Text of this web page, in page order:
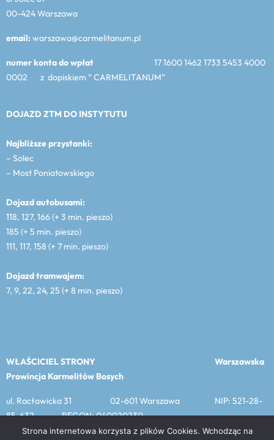
00-424 Warszawa
email:warszawa@carmelitanum.pl
numer konta do wpłat 17 1600 1462 1733 5453 4000
0002 z dopiskiem ” CARMELITANUM”
DOJAZD ZTM DO INSTYTUTU
Najbliższe przystanki:
– Solec
– Most Poniatowskiego
Dojazd autobusami:
118, 127, 166 (+ 3 min. pieszo)
185 (+ 5 min. pieszo)
111, 117, 158 (+ 7 min. pieszo)
Dojazd tramwajem:
7, 9, 22, 24, 25 (+ 8 min. pieszo)
WŁAŚCICIEL STRONY Warszawska
Prowincja Karmelitów Bosych
ul. Racławicka 31 02-601 Warszawa NIP: 521-28-
85-632 REGON: 040020230
Strona internetowa korzysta z plików Cookies. Wchodząc na